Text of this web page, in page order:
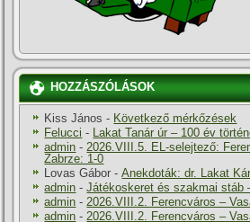
HOZZÁSZÓLÁSOK
Kiss János - Következő mérkőzések
Felucci - Lakat Tanár úr – 100 év
admin -2026.VIII.5. EL-selejtező:
Zabrze: 1-0
Lovas Gábor -Anekdoták: dr. Lakat
admin -Játékoskeret és szakmai stáb
admin -2026.VIII.2. Ferencváros –
admin -2026.VIII.2. Ferencváros –